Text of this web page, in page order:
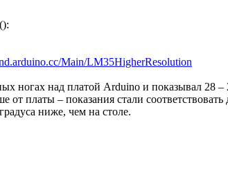
Main/LM35HigherResolution
ногах над платой Arduino и показывал 28
платы – показания стали соответствовать
ниже, чем на столе.